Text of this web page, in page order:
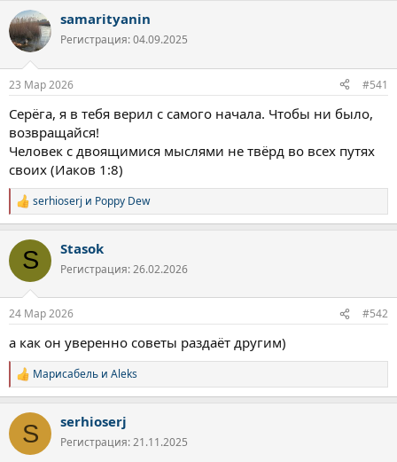
т
о
р
т
е
м
а
н
ч
л
а
samarityanin
Регистрация: 04.09.2025
23 Мар 2026 #541
Серёга, я в тебя верил с самого начала. Чтобы ни было,
возвращайся!
Человек с двоящимися мыслями не твёрд во всех путях
своих (Иаков 1:8)
Р
е
к
и
serhioserj и Poppy Dew
S Stasok
Регистрация: 26.02.2026
24 Мар 2026 #542
а как он уверенно советы раздаёт другим)
Р
е
к
и
Марисабель и Aleks
S serhioserj
Регистрация: 21.11.2025